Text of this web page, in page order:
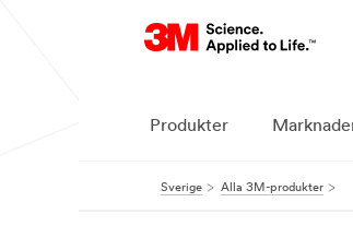
Produkter
Sverige Alla 3M-produkter